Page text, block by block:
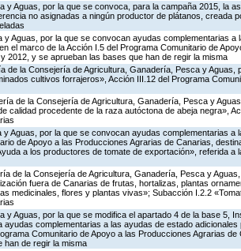
Aguas, por la que se convoca, para la campaña 2015, la
no asignadas a ningún productor de plátanos, creada
Aguas, por la que se convocan ayudas complementarias a
el marco de la Acción I.5 del Programa Comunitario de
2012, y se aprueban las bases que han de regir la misma
de la Consejería de Agricultura, Ganadería, Pesca y Aguas,
cultivos forrajeros», Acción III.12 del Programa
de la Consejería de Agricultura, Ganadería, Pesca y
calidad procedente de la raza autóctona de abeja negra»,
Aguas, por la que se convocan ayudas complementarias a
de Apoyo a las Producciones Agrarias de Canarias,
a los productores de tomate de exportación», referida a
de la Consejería de Agricultura, Ganadería, Pesca y
fuera de Canarias de frutas, hortalizas, plantas
medicinales, flores y plantas vivas»; Subacción I.2.2
Aguas, por la que se modifica el apartado 4 de la base 5,
complementarias a las ayudas de estado adicionales
Comunitario de Apoyo a las Producciones Agrarias de
han de regir la misma